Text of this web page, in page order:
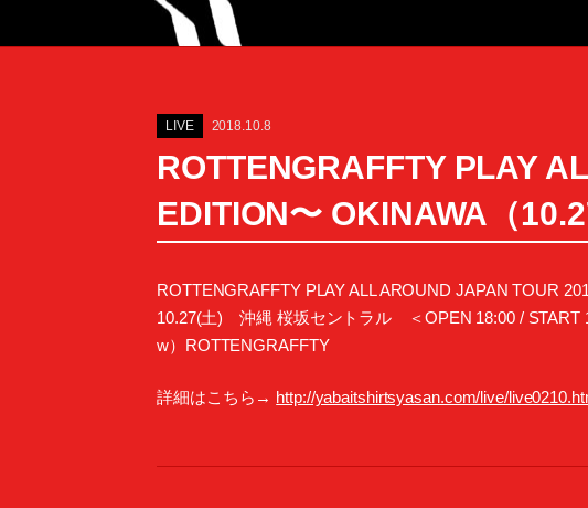
LIVE 2018.10.8
ROTTENGRAFFTY PLAY
EDITION〜 OKINAWA（
ROTTENGRAFFTY PLAY ALL AROUND JAPAN TOUR
10.27(土) 沖縄 桜坂セントラル ＜OPEN 18:00 / START
w）ROTTENGRAFFTY
詳細はこちら→ http://yabaitshirtsyasan.com/live/